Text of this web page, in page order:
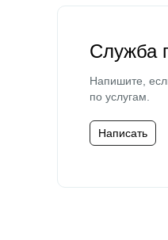
Служба
Напишите,
по услугам.
Написать